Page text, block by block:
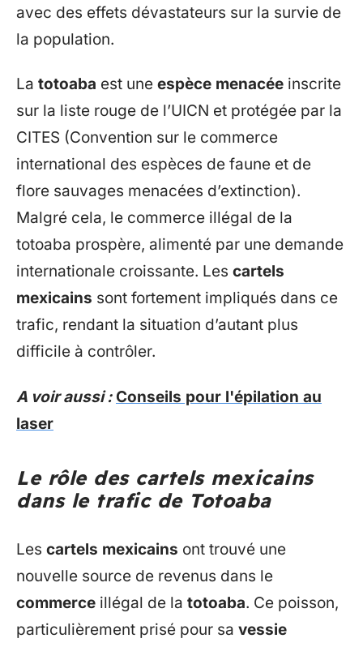
avec des effets dévastateurs sur la survie de
la population.
La totoaba est une espèce menacée inscrite
sur la liste rouge de l’UICN et protégée par la
CITES (Convention sur le commerce
international des espèces de faune et de
flore sauvages menacées d’extinction).
Malgré cela, le commerce illégal de la
totoaba prospère, alimenté par une demande
internationale croissante. Les cartels
mexicains sont fortement impliqués dans ce
trafic, rendant la situation d’autant plus
difficile à contrôler.
A voir aussi : Conseils pour l'épilation au
laser
Le rôle des cartels mexicains
dans le trafic de Totoaba
Les cartels mexicains ont trouvé une
nouvelle source de revenus dans le
commerce illégal de la totoaba. Ce poisson,
particulièrement prisé pour sa vessie